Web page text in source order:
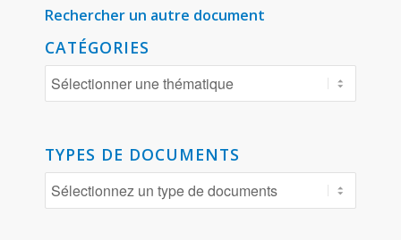
Rechercher un autre document
CATÉGORIES
TYPES DE DOCUMENTS